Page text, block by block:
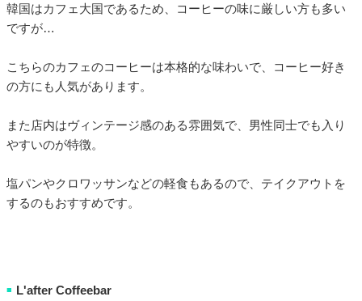
韓国はカフェ大国であるため、コーヒーの味に厳しい方も多い
ですが…
こちらのカフェのコーヒーは本格的な味わいで、コーヒー好き
の方にも人気があります。
また店内はヴィンテージ感のある雰囲気で、男性同士でも入り
やすいのが特徴。
塩パンやクロワッサンなどの軽食もあるので、テイクアウトを
するのもおすすめです。
■ L'after Coffeebar